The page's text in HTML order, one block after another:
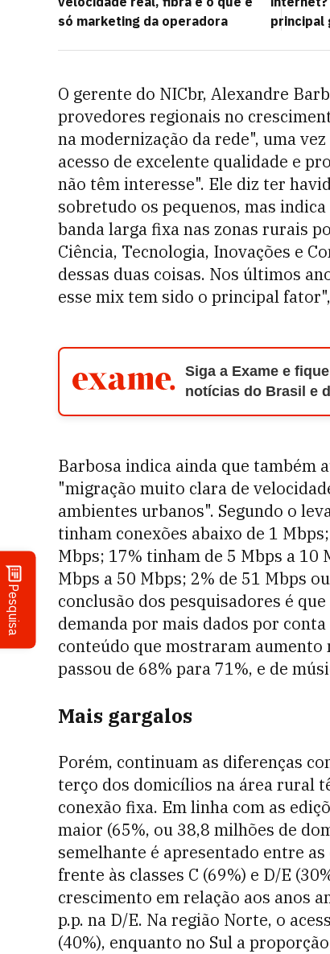
Pesquisa
só marketing da operadora
principal
O gerente do NICbr, Alexandre
provedores regionais no
na modernização da rede", uma
acesso de excelente qualidade e
não têm interesse". Ele diz ter
sobretudo os pequenos, mas
banda larga fixa nas zonas rurais
Ciência, Tecnologia, Inovações e
dessas duas coisas. Nos últimos
esse mix tem sido o principal
Siga a Exame e
notícias do Brasil e
Barbosa indica ainda que também
"migração muito clara de
ambientes urbanos". Segundo o
tinham conexões abaixo de 1
Mbps; 17% tinham de 5 Mbps a 10
Mbps a 50 Mbps; 2% de 51 Mbps
conclusão dos pesquisadores é
demanda por mais dados por
conteúdo que mostraram aumento
passou de 68% para 71%, e de
Mais gargalos
Porém, continuam as diferenças
terço dos domicílios na área rural
conexão fixa. Em linha com as
maior (65%, ou 38,8 milhões de
semelhante é apresentado entre
frente às classes C (69%) e D/E
crescimento em relação aos anos
p.p. na D/E. Na região Norte, o
(40%), enquanto no Sul a